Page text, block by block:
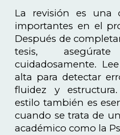
La revisión es una
importantes en el
Después de
tesis,
cuidadosamente.
alta para detectar
fluidez y
estilo también es
cuando se trata de
académico como la